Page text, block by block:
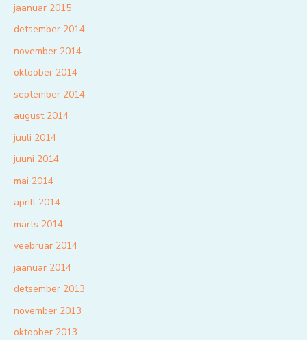
jaanuar 2015
detsember 2014
november 2014
oktoober 2014
september 2014
august 2014
juuli 2014
juuni 2014
mai 2014
aprill 2014
märts 2014
veebruar 2014
jaanuar 2014
detsember 2013
november 2013
oktoober 2013